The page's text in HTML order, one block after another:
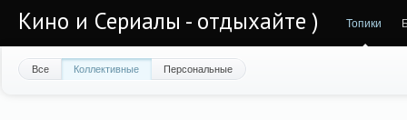
Кино и Сериалы - отдыхайте ) Топики
Все Коллективные Персональные